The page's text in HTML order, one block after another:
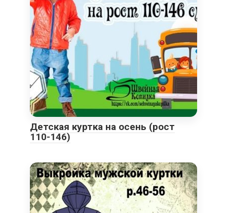
Детская куртка на осень (рост
110-146)